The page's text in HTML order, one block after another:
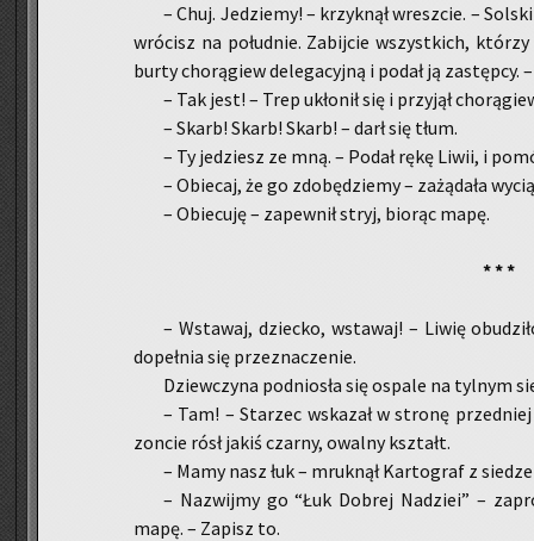
– Chuj. Je­dzie­my! – krzyk­nął wresz­cie. –
wró­cisz na po­łu­dnie. Za­bij­cie wszyst­kich,
burty cho­rą­giew de­le­ga­cyj­ną i podał ją za­stęp­cy.
– Tak jest! – Trep ukło­nił się i przy­jął
– Skarb! Skarb! Skarb! – darł się tłum.
– Ty je­dziesz ze mną. – Podał rękę Liwii, i
– Obie­caj, że go zdo­bę­dzie­my – za­żą­da­ła
– Obie­cu­ję – za­pew­nił stryj, bio­rąc mapę.
* * *
– Wsta­waj, dziec­ko, wsta­waj! – Liwię
do­peł­nia się prze­zna­cze­nie.
Dziew­czy­na pod­nio­sła się ospa­le na tyl­nym
– Tam! – Sta­rzec wska­zał w stro­nę
zon­cie rósł jakiś czar­ny, owal­ny kształt.
– Mamy nasz łuk – mruk­nął Kar­to­graf z
– Na­zwij­my go “Łuk Do­brej Na­dziei” –
mapę. – Za­pisz to.